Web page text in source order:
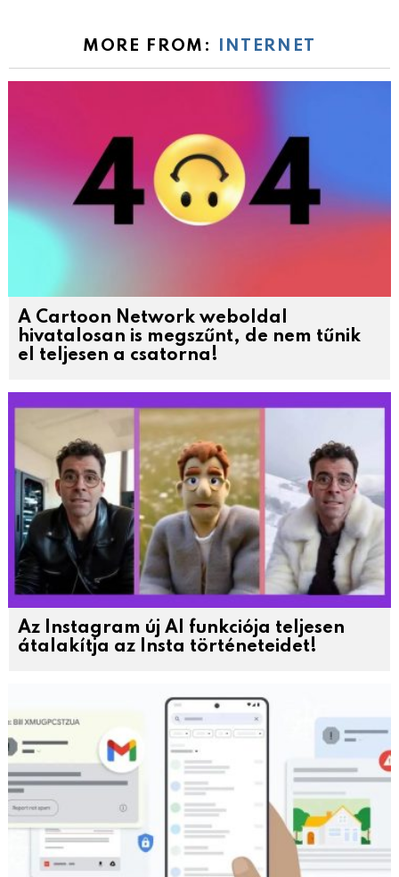
MORE FROM: INTERNET
A Cartoon Network weboldal
hivatalosan is megszűnt, de nem tűnik
el teljesen a csatorna!
Az Instagram új AI funkciója teljesen
átalakítja az Insta történeteidet!